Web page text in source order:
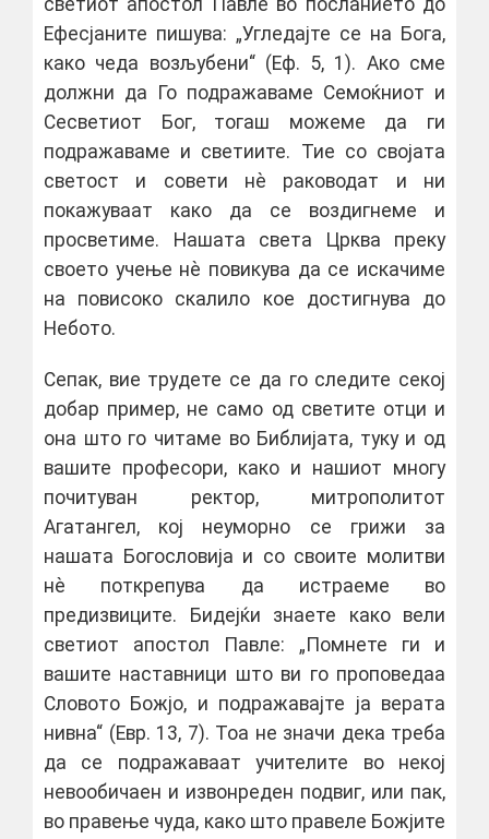
светиот апостол Павле во посланието до
Ефесјаните пишува: „Угледајте се на Бога,
како чеда возљубени“ (Еф. 5, 1). Ако сме
должни да Го подражаваме Семоќниот и
Сесветиот Бог, тогаш можеме да ги
подражаваме и светиите. Тие со својата
светост и совети нѐ раководат и ни
покажуваат како да се воздигнеме и
просветиме. Нашата света Црква преку
своето учење нѐ повикува да се искачиме
на повисоко скалило кое достигнува до
Небото.
Сепак, вие трудете се да го следите секој
добар пример, не само од светите отци и
она што го читаме во Библијата, туку и од
вашите професори, како и нашиот многу
почитуван ректор, митрополитот
Агатангел, кој неуморно се грижи за
нашата Богословија и со своите молитви
нѐ поткрепува да истраеме во
предизвиците. Бидејќи знаете како вели
светиот апостол Павле: „Помнете ги и
вашите наставници што ви го проповедаа
Словото Божјо, и подражавајте ја верата
нивна“ (Евр. 13, 7). Тоа не значи дека треба
да се подражаваат учителите во некој
невообичаен и извонреден подвиг, или пак,
во правење чуда, како што правеле Божјите